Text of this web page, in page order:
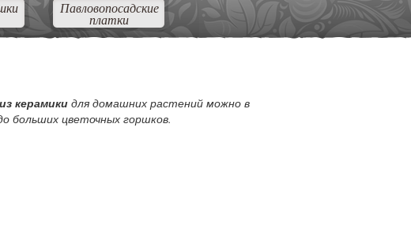
Павловопосадские
платки
керамики для домашних растений можно в
больших цветочных горшков.